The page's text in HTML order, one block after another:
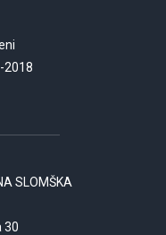
2018
SLOMŠKA
30